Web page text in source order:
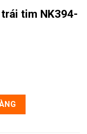
tim NK394-
XD số lượng